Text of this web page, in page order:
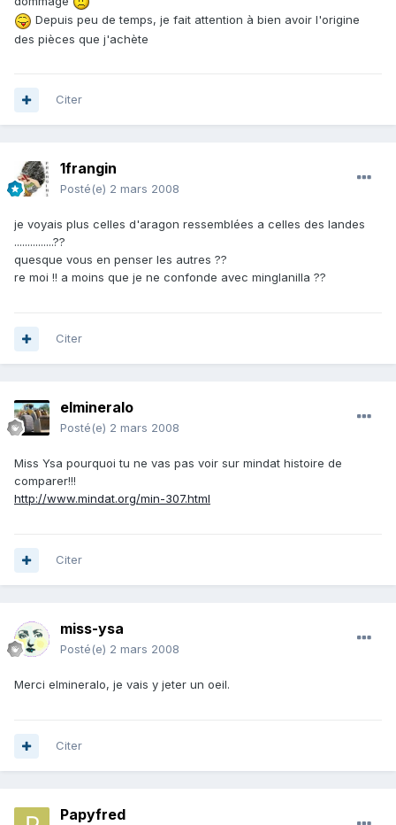
Depuis peu de temps, je fait attention à bien avoir l'origine
des pièces que j'achète
Citer
1frangin
Posté(e) 2 mars 2008
je voyais plus celles d'aragon ressemblées a celles des landes
...............??
quesque vous en penser les autres ??
re moi !! a moins que je ne confonde avec minglanilla ??
Citer
elmineralo
Posté(e) 2 mars 2008
Miss Ysa pourquoi tu ne vas pas voir sur mindat histoire de
comparer!!!
http://www.mindat.org/min-307.html
Citer
miss-ysa
Posté(e) 2 mars 2008
Merci elmineralo, je vais y jeter un oeil.
Citer
Papyfred